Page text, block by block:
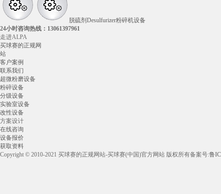
脱硫剂Desulfurizer粉碎机设备
24小时咨询热线： 13061397961
走进ALPA
买球赛的正规网
站
客户案例
联系我们
超微粉磨设备
粉碎设备
分级设备
实验室设备
改性设备
方案设计
在线咨询
设备报价
获取资料
Copyright © 2010-2021 买球赛的正规网站-买球赛(中国)官方网站 版权所有备案号:鲁